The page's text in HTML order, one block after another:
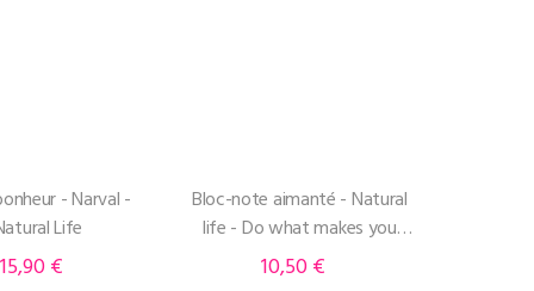
- Narval -
Life
Prix
15,90 €
Bloc-note aimanté - Natural
life - Do what makes you
happy
Prix
10,50 €